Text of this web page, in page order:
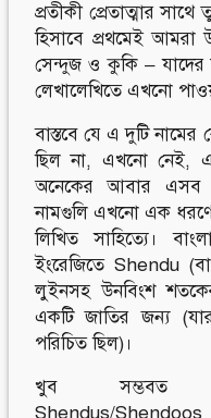
প্রতীকী প্রেতাত্মার
হিসাবে প্রথমেই আমরা
সেন্দুজ ও কুকি – যাদের
লেখালেখিতে এখনো
বাস্তবে যে এ দুটি নামের
ছিল না, এখনো নেই,
অনেকের আবার এসব
নামগুলি এখনো এক ধরণের
লিখিত সাহিত্যে।
ইংরেজিতে Shendu
লুইনসহ উনবিংশ
একটি জাতির জন্য
পরিচিত ছিল)।
খুব সম্ভবত
Shendus/